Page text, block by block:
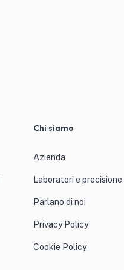
Chi siamo
Azienda
Laboratori e precisione
Parlano di noi
Privacy Policy
Cookie Policy